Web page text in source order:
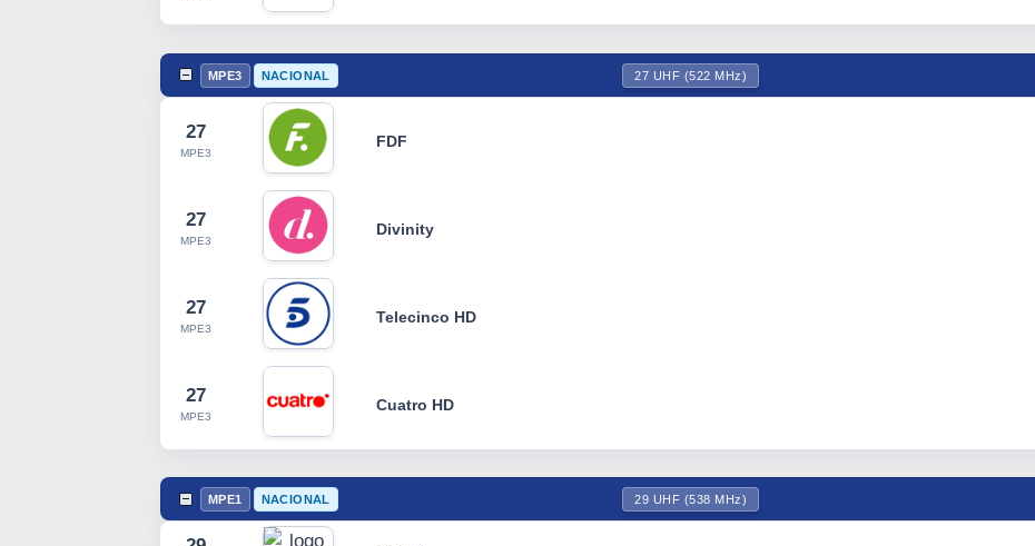
MPE3 NACIONAL 27 UHF (522 MHz)
27
MPE3
FDF
27
MPE3
Divinity
27
MPE3
Telecinco HD
27
MPE3
Cuatro HD
MPE1 NACIONAL 29 UHF (538 MHz)